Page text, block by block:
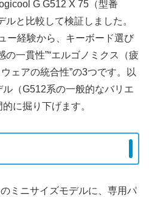
G G512 X 75（型番
と比較して検証しました。
ー経験から、キーボード選び
の一貫性”“エルゴノミクス（疲
ェアの統合性”の3つです。以
ル（G512系の一般的なバリエ
に掘り下げます。
ミニサイズモデルに、専用パ